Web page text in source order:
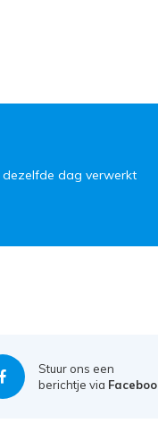
dezelfde dag verwerkt
Stuur ons een
berichtje via